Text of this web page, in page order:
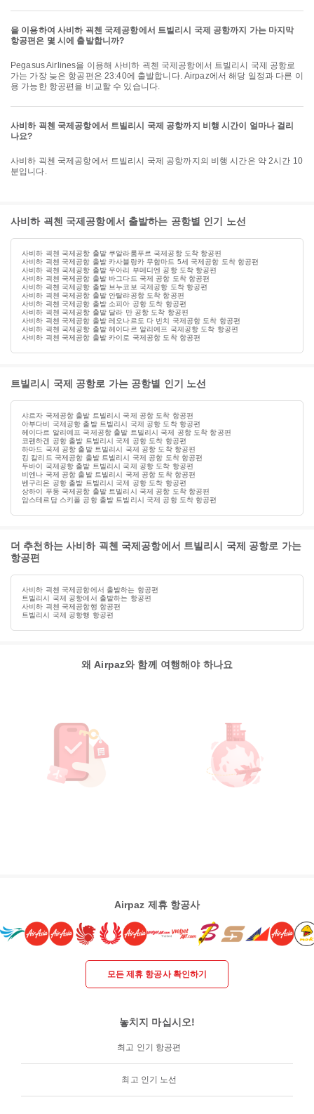
을 이용하여 사비하 괵첸 국제공항에서 트빌리시 국제 공항까지 가는 마지막
항공편은 몇 시에 출발합니까?
Pegasus Airlines을 이용해 사비하 괵첸 국제공항에서 트빌리시 국제 공항로
가는 가장 늦은 항공편은 23:40에 출발합니다. Airpaz에서 해당 일정과 다른 이
용 가능한 항공편을 비교할 수 있습니다.
사비하 괵첸 국제공항에서 트빌리시 국제 공항까지 비행 시간이 얼마나 걸리
나요?
사비하 괵첸 국제공항에서 트빌리시 국제 공항까지의 비행 시간은 약 2시간 10
분입니다.
사비하 괵첸 국제공항에서 출발하는 공항별 인기 노선
사비하 괵첸 국제공항 출발 쿠알라룸푸르 국제공항 도착 항공편
사비하 괵첸 국제공항 출발 카사블랑카 무함마드 5세 국제공항 도착 항공편
사비하 괵첸 국제공항 출발 우아리 부메디엔 공항 도착 항공편
사비하 괵첸 국제공항 출발 바그다드 국제 공항 도착 항공편
사비하 괵첸 국제공항 출발 브누코보 국제공항 도착 항공편
사비하 괵첸 국제공항 출발 안탈랴공항 도착 항공편
사비하 괵첸 국제공항 출발 소피아 공항 도착 항공편
사비하 괵첸 국제공항 출발 달라 만 공항 도착 항공편
사비하 괵첸 국제공항 출발 레오나르도 다 빈치 국제공항 도착 항공편
사비하 괵첸 국제공항 출발 헤이다르 알리예프 국제공항 도착 항공편
사비하 괵첸 국제공항 출발 카이로 국제공항 도착 항공편
트빌리시 국제 공항로 가는 공항별 인기 노선
샤르자 국제공항 출발 트빌리시 국제 공항 도착 항공편
아부다비 국제공항 출발 트빌리시 국제 공항 도착 항공편
헤이다르 알리예프 국제공항 출발 트빌리시 국제 공항 도착 항공편
코펜하겐 공항 출발 트빌리시 국제 공항 도착 항공편
하마드 국제 공항 출발 트빌리시 국제 공항 도착 항공편
킹 칼리드 국제공항 출발 트빌리시 국제 공항 도착 항공편
두바이 국제공항 출발 트빌리시 국제 공항 도착 항공편
비엔나 국제 공항 출발 트빌리시 국제 공항 도착 항공편
벤구리온 공항 출발 트빌리시 국제 공항 도착 항공편
상하이 푸둥 국제공항 출발 트빌리시 국제 공항 도착 항공편
암스테르담 스키폴 공항 출발 트빌리시 국제 공항 도착 항공편
더 추천하는 사비하 괵첸 국제공항에서 트빌리시 국제 공항로 가는
항공편
사비하 괵첸 국제공항에서 출발하는 항공편
트빌리시 국제 공항에서 출발하는 항공편
사비하 괵첸 국제공항행 항공편
트빌리시 국제 공항행 항공편
왜 Airpaz와 함께 여행해야 하나요
Airpaz 제휴 항공사
모든 제휴 항공사 확인하기
놓치지 마십시오!
최고 인기 항공편
최고 인기 노선